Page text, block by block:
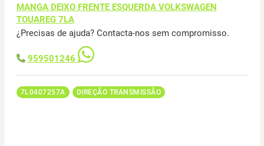
MANGA DEIXO FRENTE ESQUERDA VOLKSWAGEN
TOUAREG 7LA
¿Precisas de ajuda? Contacta-nos sem compromisso.
959501246
7L0407257A DIREÇÃO TRANSMISSÃO